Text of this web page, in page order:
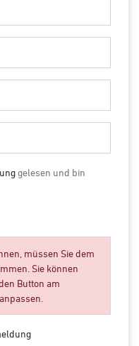
gelesen und bin
müssen Sie dem
Sie können
Button am